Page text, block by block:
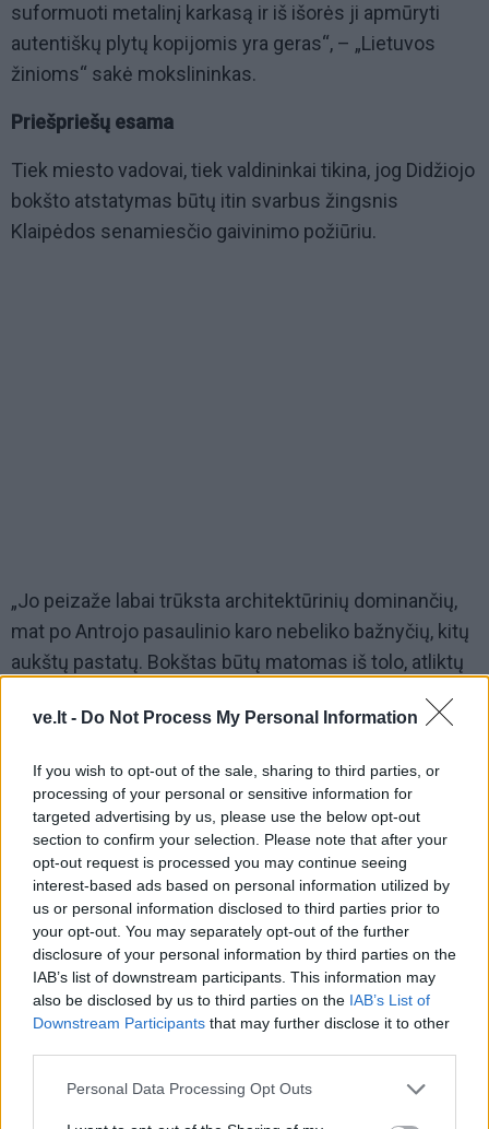
ve.lt - Do Not Process My Personal Information
If you wish to opt-out of the sale, sharing to third parties, or
processing of your personal or sensitive information for
targeted advertising by us, please use the below opt-out
section to confirm your selection. Please note that after your
opt-out request is processed you may continue seeing
interest-based ads based on personal information utilized by
us or personal information disclosed to third parties prior to
your opt-out. You may separately opt-out of the further
disclosure of your personal information by third parties on the
IAB’s list of downstream participants. This information may
also be disclosed by us to third parties on the IAB’s List of
Downstream Participants that may further disclose it to other
Personal Data Processing Opt Outs
suformuoti metalinį karkasą ir iš išorės ji apmūryti
autentiškų plytų kopijomis yra geras“, – „Lietuvos
žinioms“ sakė mokslininkas.
Priešpriešų esama
Tiek miesto vadovai, tiek valdininkai tikina, jog Didžiojo
bokšto atstatymas būtų itin svarbus žingsnis
Klaipėdos senamiesčio gaivinimo požiūriu.
„Jo peizaže labai trūksta architektūrinių dominančių,
mat po Antrojo pasaulinio karo nebeliko bažnyčių, kitų
aukštų pastatų. Bokštas būtų matomas iš tolo, atliktų
meras Vytautas Grubliauskas.
Panašūs argumentai skamba ir dėl dar vieno istorinio
senamiesčio akcento – Šv. Jono bažnyčios –
atkūrimo. Esą šis objektas – svarbesnis nei pilies
bokštas, todėl būtent jam reikėtų skirti miesto
biudžeto pinigus.
„Abu objektai yra svarbūs, tačiau piliavietė jau ne
vienus metus sėkmingai vystoma, atlikti ir dar
atliekami archeologiniai tyrimai, atkuriamos
struktūros. Be to, čia jau įmanomi realūs darbai, nes
suteiktas ekonominės svarbos objekto statusas. Šv.